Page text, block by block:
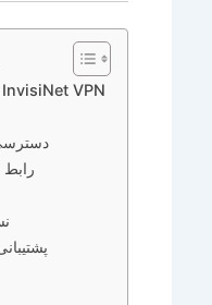
حریم خصوصی و امنیت با InvisiNet VPN
رابط